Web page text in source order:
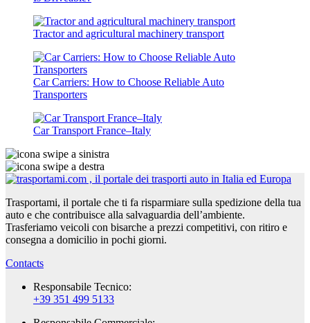
Tractor and agricultural machinery transport
Car Carriers: How to Choose Reliable Auto
Transporters
Car Transport France–Italy
Trasportami, il portale che ti fa risparmiare sulla spedizione della tua
auto e che contribuisce alla salvaguardia dell’ambiente.
Trasferiamo veicoli con bisarche a prezzi competitivi, con ritiro e
consegna a domicilio in pochi giorni.
Contacts
Responsabile Tecnico:
+39 351 499 5133